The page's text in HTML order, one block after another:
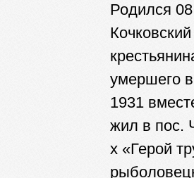
Родился
умершего
1931
жил в пос.
х «Герой